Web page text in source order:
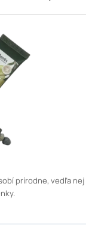
prírodne, vedľa nej